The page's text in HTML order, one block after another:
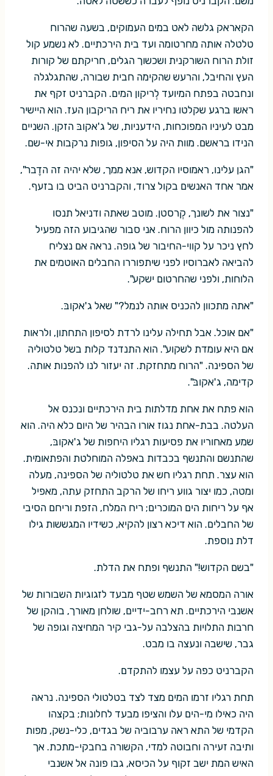
הקאראק גלשה לאט במים העמוקים, בשעה שהרוח
טלטלה אותה מחרטומה ועד בית הירכתיים. לא נשמע קול
זולת הרוח השורקנית ושכשוך הגלים, חריקתם של קורות
העץ והחיבל, והרעש שהקימה חבית שבורה, שהתגלגלה
ונחבטה בפתח המיועד לְריקון המים. הקברניט זקף את
ראשו ברגע שקלטו נחיריו את ריח הריקבון העז. הוא היישיר
מבט לעיניו המפוכחות, הידעניות, של ג'אקובּ הזקן. השניים
הנידו בראשם. מוות היה על הסיפון, גופות נרקבות אי-שם.
"הגן עלינו, ראמוסיו הקדוש, אנא ממך, שלא יהיה זה הדֶבר",
אמר אחד האנשים בקול צרוד, והקברניט הביט בו בזעף.
"נצור את לשונך, קְרסטן. מוטב שאתה ודניאל תנסו
להפנותה מול כיוון הרוח. אני סבור שהגיבוע הזה מפעיל
לחץ ניכר על קווי-החיבור של גופה. נראה אם נצליח
להביאה לאברוסיו לפני שיתפוררו החבלים האוטמים את
הלוחות, ולפני שהחרטום ישקע".
"אתה מתכוון להכניס אותה לנמל?" שאל ג'אקובּ.
"אם אוכל. אבל תחילה עלינו לרדת לסיפון התחתון, ולראות
אם היא עומדת לשקוע". הוא התנדנד קלות בשל טלטוליה
של הספינה. "הרוח מתחזקת. זה יעזור לנו להפנות אותה.
קדימה, ג'אקובּ".
הוא פתח את אחת מדלתות בית הירכתיים ונכנס אל
העלטה. בבת-אחת נגוז אורו הבהיר של היום כלא היה. הוא
שמע מאחוריו את פסיעות רגליו היחפות של ג'אקובּ,
שהתנשם והתנשף בכבדות באפלה המוחלטת והפתאומית.
הוא עצר. תחת רגליו חש את טלטוליה של הספינה, מעלה
ומטה, כמו יצור גווע ריחו של הרקב התחזק עתה, מאפיל
אף על ריחות הים המוכרים; ריח המלח, הזפת וריחם הסיבי
של החבלים. הוא דיכא רצון להקיא, כשידיו המגששות גילו
דלת נוספת.
"בשם הקדוש!" התנשף ופתח את הדלת.
אורה המסמא של השמש שטף מבעד לזגוגיות השבורות של
אשנבי הירכתיים. תא רחב-ידיים, שולחן מאורך, בוהקן של
חרבות התלויות בהצלבה על-גבי קיר המחיצה וגופה של
גבר, שישבה ונעצה בו מבט.
הקברניט כפה על עצמו להתקדם.
תחת רגליו זרמו המים מצד לצד בטלטולי הספינה. נראה
היה כאילו מי-הים עלו והציפו מבעד לחלונות; בקצהו
הקדמי של התא ראה ערבוביה של בגדים, כלי-נשק, מפות
ותיבה זעירה וחבוטה למדי, הקשורה בחבקי-מתכת. אך
האיש המת ישב זקוף על הכיסא, גבו פונה אל אשנבי